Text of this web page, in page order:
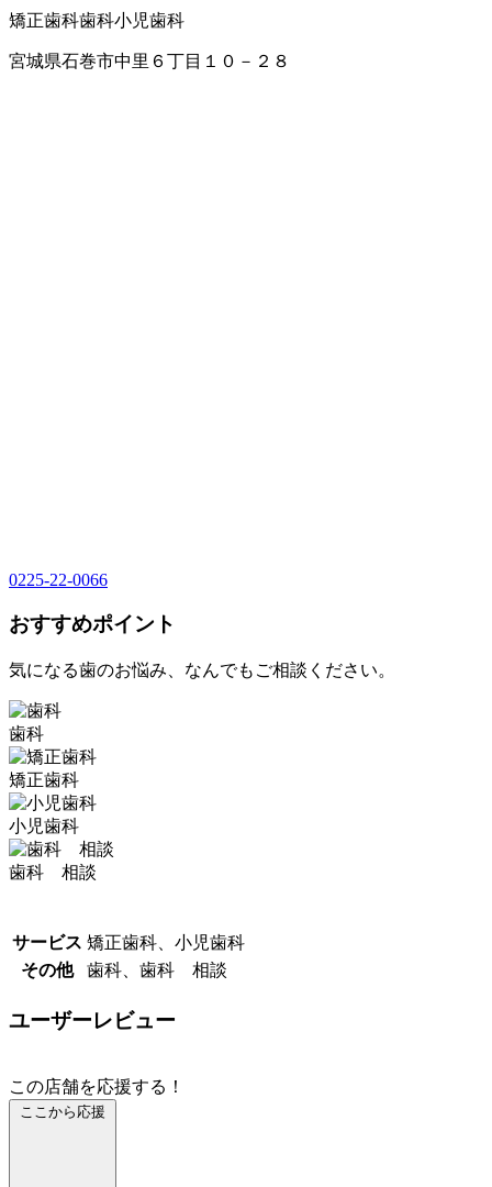
矯正歯科歯科小児歯科
宮城県石巻市中里６丁目１０－２８
0225-22-0066
おすすめポイント
気になる歯のお悩み、なんでもご相談ください。
歯科
矯正歯科
小児歯科
歯科 相談
サービス 矯正歯科、小児歯科
その他
歯科、歯科 相談
ユーザーレビュー
この店舗を応援する！
ここから応援